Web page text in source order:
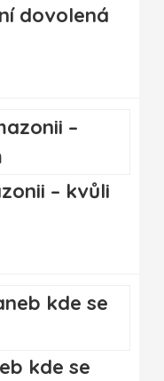
dovolená
– kvůli
kde se